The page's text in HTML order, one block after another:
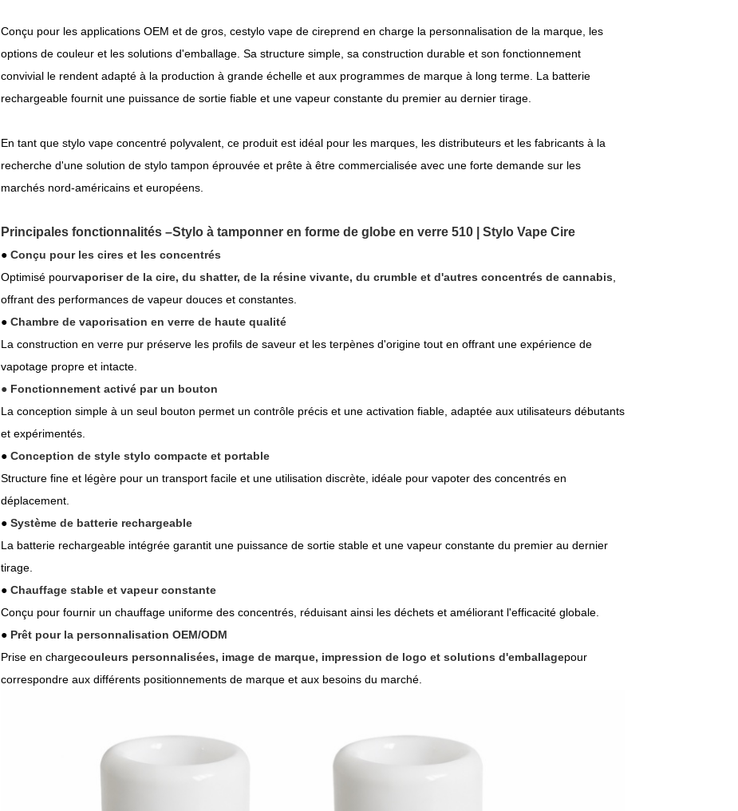
Conçu pour les applications OEM et de gros, cestylo vape de cireprend en charge la personnalisation de la marque, les
options de couleur et les solutions d'emballage. Sa structure simple, sa construction durable et son fonctionnement
convivial le rendent adapté à la production à grande échelle et aux programmes de marque à long terme. La batterie
rechargeable fournit une puissance de sortie fiable et une vapeur constante du premier au dernier tirage.
En tant que stylo vape concentré polyvalent, ce produit est idéal pour les marques, les distributeurs et les fabricants à la
recherche d'une solution de stylo tampon éprouvée et prête à être commercialisée avec une forte demande sur les
marchés nord-américains et européens.
Principales fonctionnalités –Stylo à tamponner en forme de globe en verre 510 | Stylo Vape Cire
● Conçu pour les cires et les concentrés
Optimisé pourvaporiser de la cire, du shatter, de la résine vivante, du crumble et d'autres concentrés de cannabis
offrant des performances de vapeur douces et constantes.
● Chambre de vaporisation en verre de haute qualité
La construction en verre pur préserve les profils de saveur et les terpènes d'origine tout en offrant une expérience de
vapotage propre et intacte.
● Fonctionnement activé par un bouton
La conception simple à un seul bouton permet un contrôle précis et une activation fiable, adaptée aux utilisateurs débutants
et expérimentés.
● Conception de style stylo compacte et portable
Structure fine et légère pour un transport facile et une utilisation discrète, idéale pour vapoter des concentrés en
déplacement.
● Système de batterie rechargeable
La batterie rechargeable intégrée garantit une puissance de sortie stable et une vapeur constante du premier au dernier
tirage.
● Chauffage stable et vapeur constante
Conçu pour fournir un chauffage uniforme des concentrés, réduisant ainsi les déchets et améliorant l'efficacité globale.
● Prêt pour la personnalisation OEM/ODM
Prise en chargecouleurs personnalisées, image de marque, impression de logo et solutions d'emballagepour
correspondre aux différents positionnements de marque et aux besoins du marché.